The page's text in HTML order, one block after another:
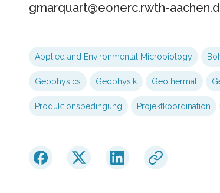
gmarquart@eonerc.rwth-
Applied and Environmental Microbiology
Geophysics Geophysik Geothermal
Produktionsbedingung Projektkoordination